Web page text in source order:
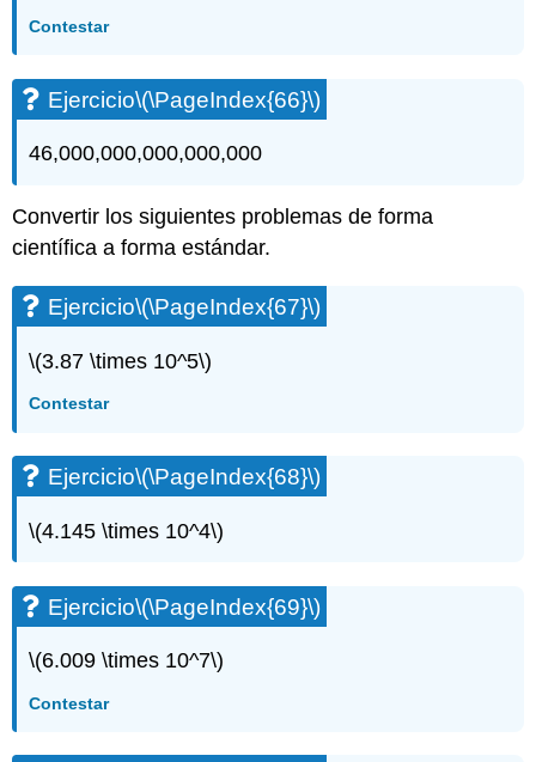
Contestar
Ejercicio\(\PageIndex{66}\)
46,000,000,000,000,000
Convertir los siguientes problemas de forma
científica a forma estándar.
Ejercicio\(\PageIndex{67}\)
\(3.87 \times 10^5\)
Contestar
Ejercicio\(\PageIndex{68}\)
\(4.145 \times 10^4\)
Ejercicio\(\PageIndex{69}\)
\(6.009 \times 10^7\)
Contestar